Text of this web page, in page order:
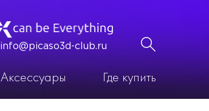
info@picaso3d-club.ru
Аксессуары Где купить